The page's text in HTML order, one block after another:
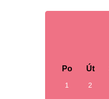
Po Út
1 2